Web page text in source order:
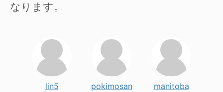
なります。
lin5 pokimosan manitoba